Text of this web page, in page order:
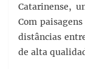
Catarinense,
Com
distâncias
de alta